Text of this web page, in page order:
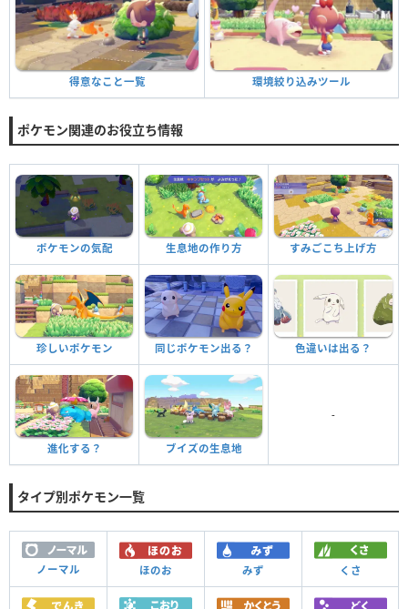
得意なこと一覧 環境絞り込みツール
ポケモン関連のお役立ち情報
ポケモンの気配 生息地の作り方 すみごこち上げ方
珍しいポケモン 同じポケモン出る？ 色違いは出る？
進化する？ ブイズの生息地
-
タイプ別ポケモン一覧
ノーマル ほのお みず くさ